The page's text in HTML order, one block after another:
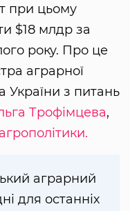
при цьому
$18 млдр за
року. Про це
аграрної
України з питань
Трофімцева,
аграрний
для останніх